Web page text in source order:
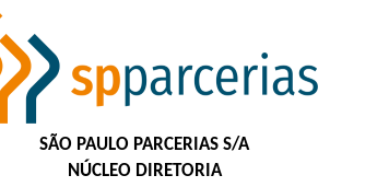
SÃO PAULO PARCERIAS S/A
NÚCLEO DIRETORIA